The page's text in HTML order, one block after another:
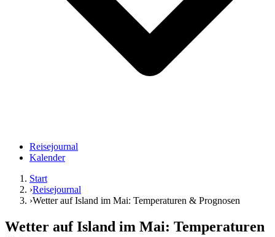
Reisejournal
Kalender
Start
›Reisejournal
›Wetter auf Island im Mai: Temperaturen & Prognosen
Wetter auf Island im Mai: Temperaturen